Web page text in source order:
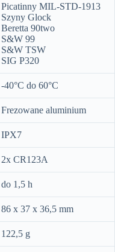
Picatinny MIL-STD-1913
Szyny Glock
Beretta 90two
S&W 99
S&W TSW
SIG P320
-40°C do 60°C
Frezowane aluminium
IPX7
2x CR123A
do 1,5 h
86 x 37 x 36,5 mm
122,5 g